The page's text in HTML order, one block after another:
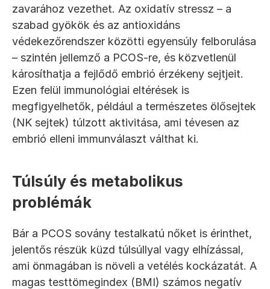
zavarához vezethet. Az oxidatív stressz – a
szabad gyökök és az antioxidáns
védekezőrendszer közötti egyensúly felborulása
– szintén jellemző a PCOS-re, és közvetlenül
károsíthatja a fejlődő embrió érzékeny sejtjeit.
Ezen felül immunológiai eltérések is
megfigyelhetők, például a természetes ölősejtek
(NK sejtek) túlzott aktivitása, ami tévesen az
embrió elleni immunválaszt válthat ki.
Túlsúly és metabolikus
problémák
Bár a PCOS sovány testalkatú nőket is érinthet,
jelentős részük küzd túlsúllyal vagy elhízással,
ami önmagában is növeli a vetélés kockázatát. A
magas testtömegindex (BMI) számos negatív